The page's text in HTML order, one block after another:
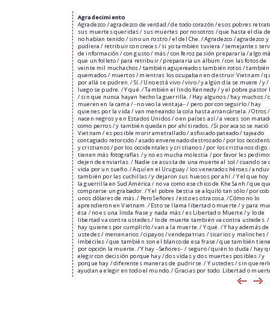
Agradecimiento
Agradezco / agradezco de verdad / de todo corazón / esos pobres
sus muertes queridas / sus muertes por nosotros / que hasta el día
no habían tenido / sino un rostro / el del Che. / Agradezco / agradezco
pudiera / retribuir con creces / si yo también tuviera / semejantes
de información / con gusto / más / con feroz pasión prepararía / algo
que un folleto / para retribuir / prepararía un álbum / con las fotos de
veinte mil muchachos / también agujereados también rotos / también
quemados / muertos / mientras los ocupaban en destruir Vietnam /
por allá se pudren. / Sí. / Uno está vivo / vivo / y algún día se muere / y /
luego se pudre. / Y qué. / También el lindo Kennedy / y el pobre pastor
/ sin que nunca hayan hecho la guerrilla. / Hay algunos / hay muchos /
mueren en la cama / ‒no veo la ventaja‒ / pero por conseguirlo / hay
quienes por la vida / van meneando la cola hasta arrancársela. / Otros
nacen negros y en Estados Unidos / o en países así / a veces son
como perros / y también quedan por ahí tirados. / Si por acaso se nació
Vietnam / es posible morir ametrallado / asfixiado pateado / tajeado
contagiado retorcido / asado envenenado destrozado / por los
y cristianos / por los occidentales y cristianos / por los cristianos digo.
tienen más fotografías / y no es mucha molestia / por favor les
dejen de enviarlas. / Nadie se asusta de una muerte al sol / cuando se
vida por un sueño. / Aquí en el Uruguay / los venerados héroes /
también por las cuchillas / y dejaron sus huesos por ahí. / Y el que hoy
la guerrilla en Sud América / no va como ese chico de Khe Sanh / que
comprarse un grabador. / Y el pobre bestia se alquiló tan sólo / por
unos dólares de más. / Pero Señores / esto es otra cosa. / Cómo no lo
aprendieron en Vietnam. / Esto se llama libertad o muerte / y para
ésa / no es una linda frase y nada más / es Libertad o Muerte / y lo de
libertad va contra ustedes / lo de muerte también va contra ustedes. /
hay quienes por cumplirlo / van a la muerte. / Y qué. / Y hay además de
ustedes / mercenarios / cipayos / vendepatrias / sicarios y malinches /
imbéciles / que también son el blanco de esa frase / que también
por opción la muerte. / Y hay ‒Señores‒ / seguro / quién lo duda / hay
elegir con decisión porque hay / dos vidas y dos muertes posibles / y
porque hay / diferentes maneras de pudrirse. / Y ustedes / sin
ayudan a elegir en todo el mundo. / Gracias por todo. Libertad o